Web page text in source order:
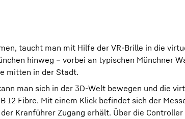
taucht man mit Hilfe der VR-Brille in die
hinweg – vorbei an typischen Münchner
mitten in der Stadt.
man sich in der 3D-Welt bewegen und die
12 Fibre. Mit einem Klick befindet sich der
Kranführer Zugang erhält. Über die Controller